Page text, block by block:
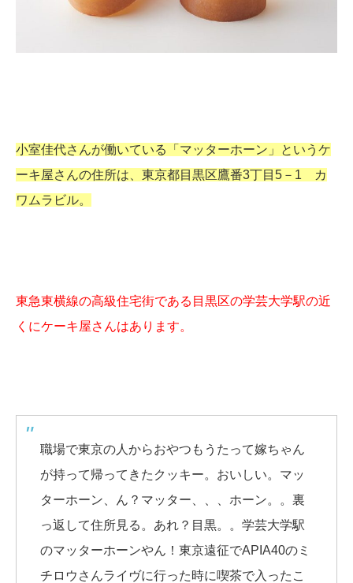
小室佳代さんが働いている「マッターホーン」というケ
ーキ屋さんの住所は、東京都目黒区鷹番3丁目5－1 カ
ワムラビル。
東急東横線の高級住宅街である目黒区の学芸大学駅の近
くにケーキ屋さんはあります。
職場で東京の人からおやつもうたって嫁ちゃん
が持って帰ってきたクッキー。おいしい。マッ
ターホーン、ん？マッター、、、ホーン。。裏
っ返して住所見る。あれ？目黒。。学芸大学駅
のマッターホーンやん！東京遠征でAPIA40のミ
チロウさんライヴに行った時に喫茶で入ったこ